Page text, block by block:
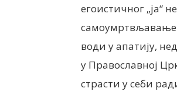
егоистичног „ја“
води у апатију,
у Православној
страсти у себи